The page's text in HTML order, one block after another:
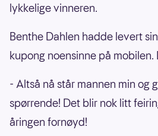
lykkelige vinneren.
Benthe Dahlen hadde levert
kupong noensinne på
- Altså nå står mannen min og
spørrende! Det blir nok litt
åringen fornøyd!